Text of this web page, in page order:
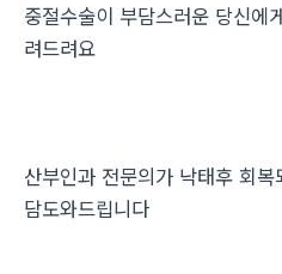
중절수술이 부담스러운 당신에
려드려요
산부인과 전문의가 낙태후 회
담도와드립니다